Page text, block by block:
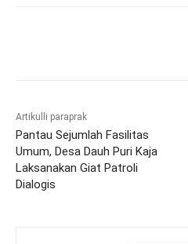
Artikulli paraprak
Pantau Sejumlah Fasilitas
Umum, Desa Dauh Puri Kaja
Laksanakan Giat Patroli
Dialogis